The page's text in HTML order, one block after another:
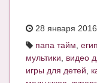
КОНКУРСЫ
СООБЩЕСТВА
28 января
папа тайм
мультики
видео
игры для детей